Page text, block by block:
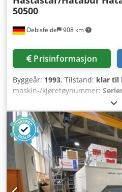
Oebisfelde 908 km
50500
Prisinformasjon
Byggeår: 1993, Tilstand: klar til
maskin-/kjøretøynummer:
styring HATASTAR 2000
5000 kN Verktøy er tilgjengelig
Elektroskap til venstre X1- og
rundføring Y1- og Y2-akse
Hydraulisk oververktøy-
platefølgeinnretning og
to-hånds betjening
Rehfusskniv 280 x 5'100 mm
matriser, b = 111 mm